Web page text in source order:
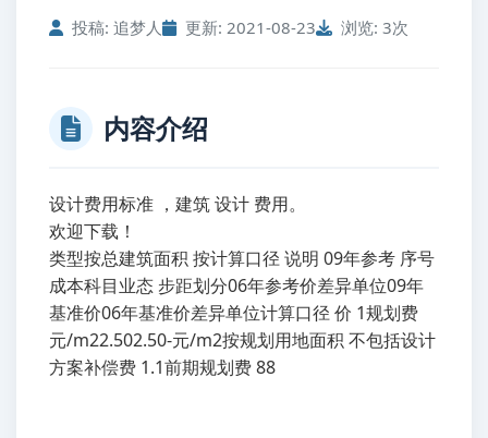
投稿: 追梦人 更新: 2021-08-23 浏览: 3次
内容介绍
设计费用标准 ，建筑 设计 费用。
欢迎下载！
类型按总建筑面积 按计算口径 说明 09年参考 序号
成本科目业态 步距划分06年参考价差异单位09年
基准价06年基准价差异单位计算口径 价 1规划费
元/m22.502.50-元/m2按规划用地面积 不包括设计
方案补偿费 1.1前期规划费 88